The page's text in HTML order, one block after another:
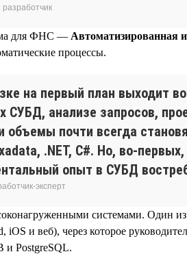
для ФНС — Автоматизированная
процессы.
на первый план выходит
СУБД, анализе запросов,
объемы почти всегда
.NET, C#. Но, во-
опыт в СУБД
эксперт
системами. Один из
iOS и веб), через которое
и PostgreSQL.